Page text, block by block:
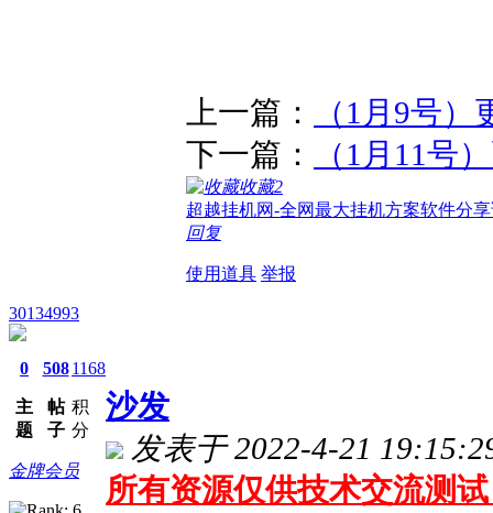
上一篇：
（1月9号
下一篇：
（1月11号
收藏2
超越挂机网-全网最大挂机方案软件分
回复
使用道具 举报
30134993
0
主
题
508
帖
子
1168
积
分
金牌会员
沙发
发表于 2022-4-21
所有资源仅供技术交流测